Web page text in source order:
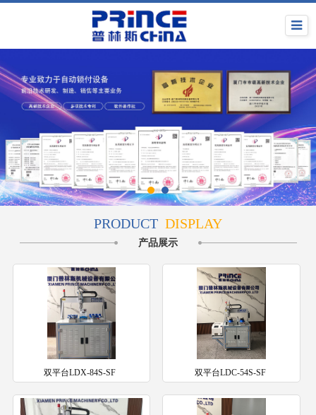
PRODUCT DISPLAY
产品展示
双平台LDX-84S-SF 双平台LDC-54S-SF